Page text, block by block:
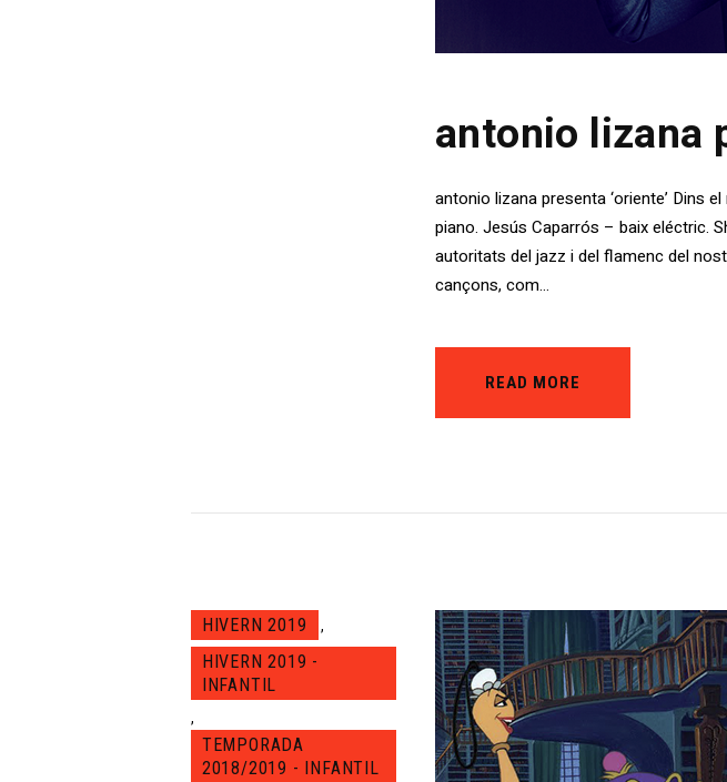
antonio lizana
antonio lizana presenta ‘oriente’ Dins
piano. Jesús Caparrós – baix eléctric.
autoritats del jazz i del flamenc del
cançons, com…
READ MORE
HIVERN 2019 ,
HIVERN 2019 -
INFANTIL
,
TEMPORADA
2018/2019 - INFANTIL